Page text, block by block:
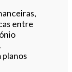
entre